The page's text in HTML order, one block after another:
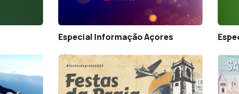
Especial Informação Açores